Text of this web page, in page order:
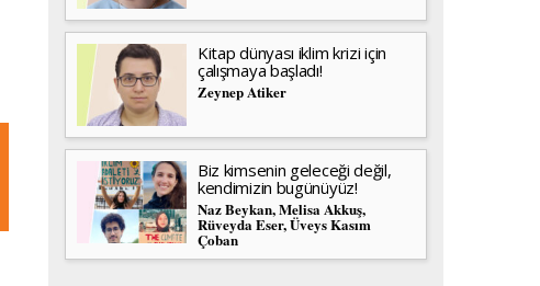
Kitap dünyası iklim krizi için
çalışmaya başladı!
Zeynep Atiker
Biz kimsenin geleceği değil,
kendimizin bugünüyüz!
Naz Beykan, Melisa Akkuş,
Rüveyda Eser, Üveys Kasım
Çoban